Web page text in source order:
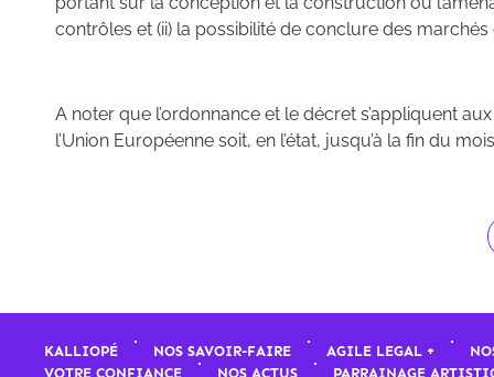
contrôles et (ii) la possibilité de conclure des
A noter que l’ordonnance et le décret s’appliquent
l’Union Européenne soit, en l’état, jusqu’à la fin du
KALLIOPÉ NOS SAVOIR-FAIRE AGILE LEGAL +
VOTRE CONFIANCE
NOS ACTUS PARRAINAGE